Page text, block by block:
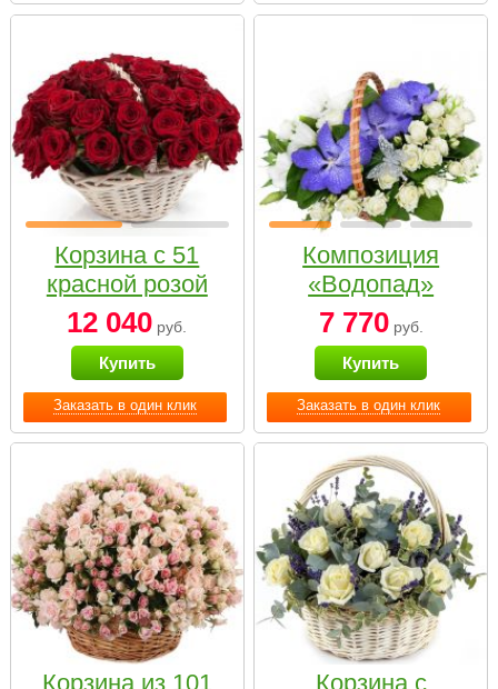
Заказать в один клик
Корзина с 51
красной розой
12 040 руб.
Купить
Заказать в один клик
Композиция
«Водопад»
7 770руб.
Купить
Корзина из 101
Корзина с